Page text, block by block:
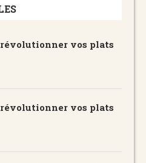
vos plats
vos plats